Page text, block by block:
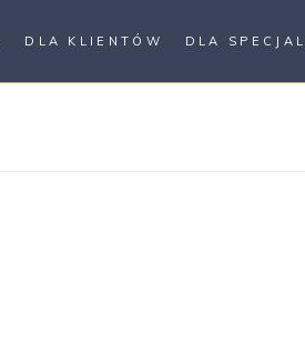
DLA KLIENTÓW DLA